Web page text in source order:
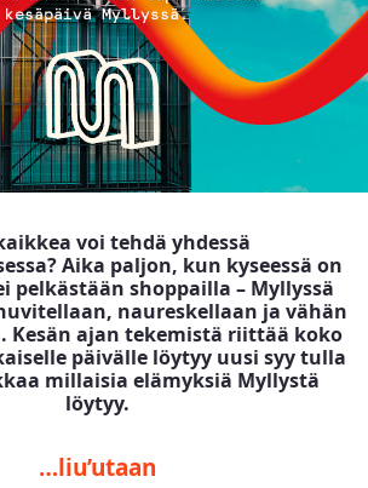
voi tehdä yhdessä
Aika paljon, kun kyseessä on
pelkästään shoppailla – Myllyssä
naureskellaan ja vähän
Kesän ajan tekemistä riittää koko
päivälle löytyy uusi syy tulla
millaisia elämyksiä Myllystä
löytyy.
…liu’utaan